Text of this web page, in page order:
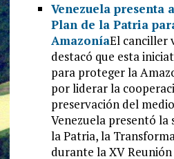
Venezuela presenta
Plan de la Patria
AmazoníaEl canciller
destacó que esta
para proteger la
por liderar la
preservación del
Venezuela presentó la
la Patria, la
durante la XV